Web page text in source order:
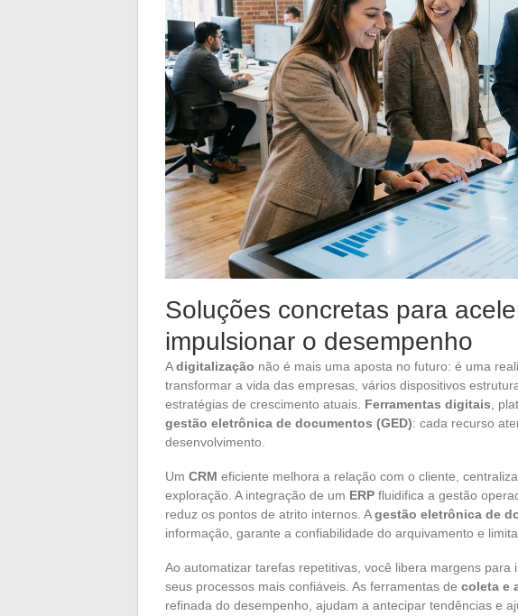
Soluções concretas para
impulsionar o desempenho
Adigitalização não é mais uma aposta no futuro: é uma
transformar a vida das empresas, vários dispositivos
estratégias de crescimento atuais. Ferramentas digitais,
gestão eletrônica de documentos (GED): cada recurso
desenvolvimento.
Um CRM eficiente melhora a relação com o cliente,
exploração. A integração de um ERP fluidifica a gestão
reduz os pontos de atrito internos. Agestão eletrônica de
informação, garante a confiabilidade do arquivamento e
Ao automatizar tarefas repetitivas, você libera margens
seus processos mais confiáveis. As ferramentas de coleta e
refinada do desempenho, ajudam a antecipar tendências e